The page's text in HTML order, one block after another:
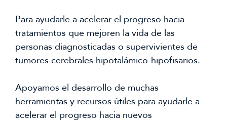
Para ayudarle a acelerar el progreso hacia
tratamientos que mejoren la vida de las
personas diagnosticadas o supervivientes de
tumores cerebrales hipotalámico-hipofisarios.
Apoyamos el desarrollo de muchas
herramientas y recursos útiles para ayudarle a
acelerar el progreso hacia nuevos